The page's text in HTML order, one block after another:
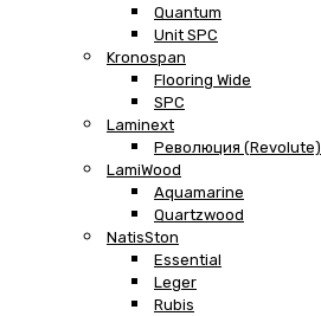
Quantum
Unit SPC
Kronospan
Flooring Wide
SPC
Laminext
Революция (Revolute)
LamiWood
Aquamarine
Quartzwood
NatisSton
Essential
Leger
Rubis